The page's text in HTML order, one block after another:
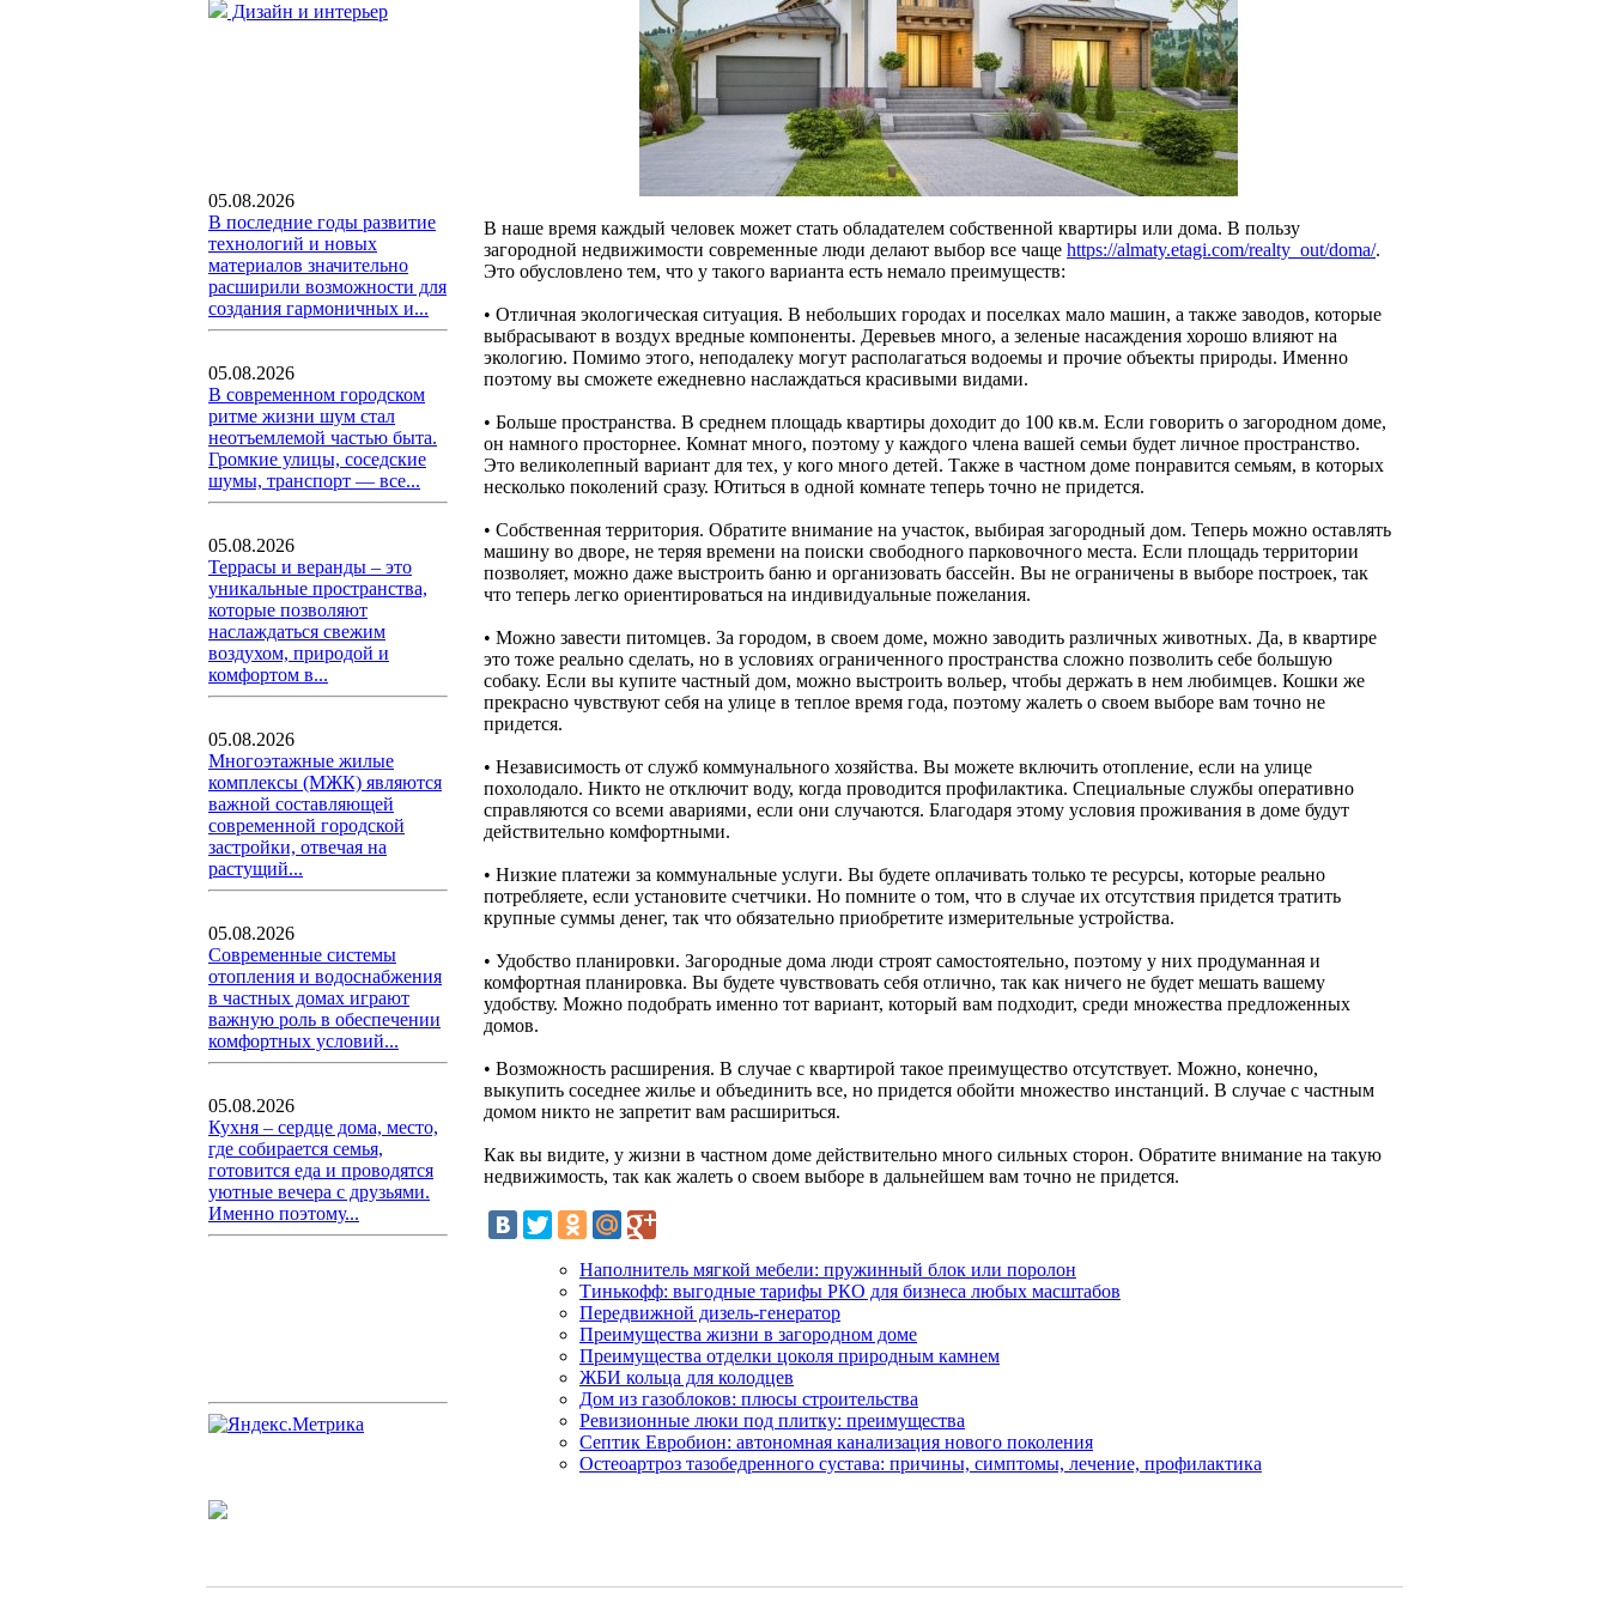
Дизайн и интерьер
05.08.2026
В последние годы развитие
технологий и новых
материалов значительно
расширили возможности для
создания гармоничных и...
05.08.2026
В современном городском
ритме жизни шум стал
неотъемлемой частью быта.
Громкие улицы, соседские
шумы, транспорт — все...
05.08.2026
Террасы и веранды – это
уникальные пространства,
которые позволяют
наслаждаться свежим
воздухом, природой и
комфортом в...
05.08.2026
Многоэтажные жилые
комплексы (МЖК) являются
важной составляющей
современной городской
застройки, отвечая на
растущий...
05.08.2026
Современные системы
отопления и водоснабжения
в частных домах играют
важную роль в обеспечении
комфортных условий...
05.08.2026
Кухня – сердце дома, место,
где собирается семья,
готовится еда и проводятся
уютные вечера с друзьями.
Именно поэтому...
В наше время каждый человек может стать обладателем собственной квартиры или дома. В пользу
загородной недвижимости современные люди делают выбор все чаще https://almaty.etagi.com/realty_out/doma/.
Это обусловлено тем, что у такого варианта есть немало преимуществ:
• Отличная экологическая ситуация. В небольших городах и поселках мало машин, а также заводов, которые
выбрасывают в воздух вредные компоненты. Деревьев много, а зеленые насаждения хорошо влияют на
экологию. Помимо этого, неподалеку могут располагаться водоемы и прочие объекты природы. Именно
поэтому вы сможете ежедневно наслаждаться красивыми видами.
• Больше пространства. В среднем площадь квартиры доходит до 100 кв.м. Если говорить о загородном доме,
он намного просторнее. Комнат много, поэтому у каждого члена вашей семьи будет личное пространство.
Это великолепный вариант для тех, у кого много детей. Также в частном доме понравится семьям, в которых
несколько поколений сразу. Ютиться в одной комнате теперь точно не придется.
• Собственная территория. Обратите внимание на участок, выбирая загородный дом. Теперь можно оставлять
машину во дворе, не теряя времени на поиски свободного парковочного места. Если площадь территории
позволяет, можно даже выстроить баню и организовать бассейн. Вы не ограничены в выборе построек, так
что теперь легко ориентироваться на индивидуальные пожелания.
• Можно завести питомцев. За городом, в своем доме, можно заводить различных животных. Да, в квартире
это тоже реально сделать, но в условиях ограниченного пространства сложно позволить себе большую
собаку. Если вы купите частный дом, можно выстроить вольер, чтобы держать в нем любимцев. Кошки же
прекрасно чувствуют себя на улице в теплое время года, поэтому жалеть о своем выборе вам точно не
придется.
• Независимость от служб коммунального хозяйства. Вы можете включить отопление, если на улице
похолодало. Никто не отключит воду, когда проводится профилактика. Специальные службы оперативно
справляются со всеми авариями, если они случаются. Благодаря этому условия проживания в доме будут
действительно комфортными.
• Низкие платежи за коммунальные услуги. Вы будете оплачивать только те ресурсы, которые реально
потребляете, если установите счетчики. Но помните о том, что в случае их отсутствия придется тратить
крупные суммы денег, так что обязательно приобретите измерительные устройства.
• Удобство планировки. Загородные дома люди строят самостоятельно, поэтому у них продуманная и
комфортная планировка. Вы будете чувствовать себя отлично, так как ничего не будет мешать вашему
удобству. Можно подобрать именно тот вариант, который вам подходит, среди множества предложенных
домов.
• Возможность расширения. В случае с квартирой такое преимущество отсутствует. Можно, конечно,
выкупить соседнее жилье и объединить все, но придется обойти множество инстанций. В случае с частным
домом никто не запретит вам расшириться.
Как вы видите, у жизни в частном доме действительно много сильных сторон. Обратите внимание на такую
недвижимость, так как жалеть о своем выборе в дальнейшем вам точно не придется.
Наполнитель мягкой мебели: пружинный блок или поролон
Тинькофф: выгодные тарифы РКО для бизнеса любых масштабов
Передвижной дизель-генератор
Преимущества жизни в загородном доме
Преимущества отделки цоколя природным камнем
ЖБИ кольца для колодцев
Дом из газоблоков: плюсы строительства
Ревизионные люки под плитку: преимущества
Септик Евробион: автономная канализация нового поколения
Остеоартроз тазобедренного сустава: причины, симптомы, лечение, профилактика